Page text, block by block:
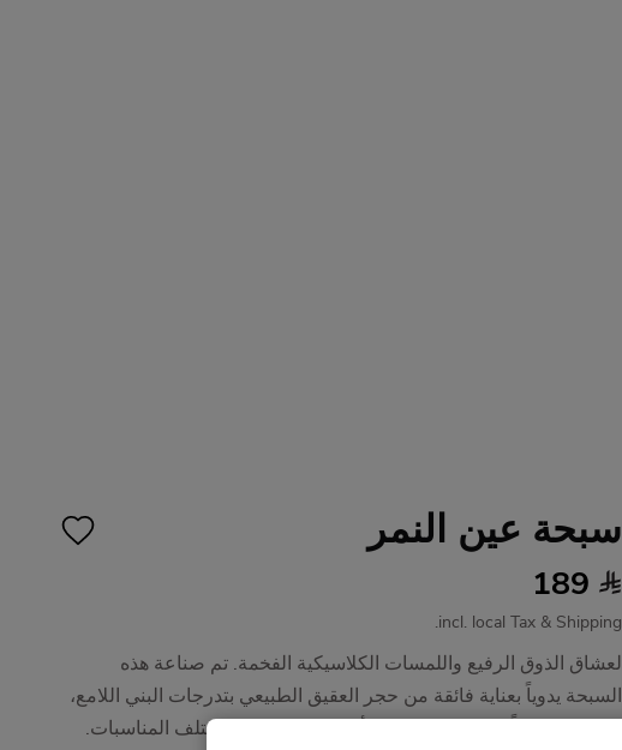
سبحة عين النمر
189
incl. local Tax & Shipping.
لعشاق الذوق الرفيع واللمسات الكلاسيكية الفخمة. تم صناعة هذه
السبحة يدوياً بعناية فائقة من حجر العقيق الطبيعي بتدرجات البني اللامع،
لتمنحك شعوراً بالوقار وتكتمل بها أناقة إطلالتك في مختلف المناسبات.